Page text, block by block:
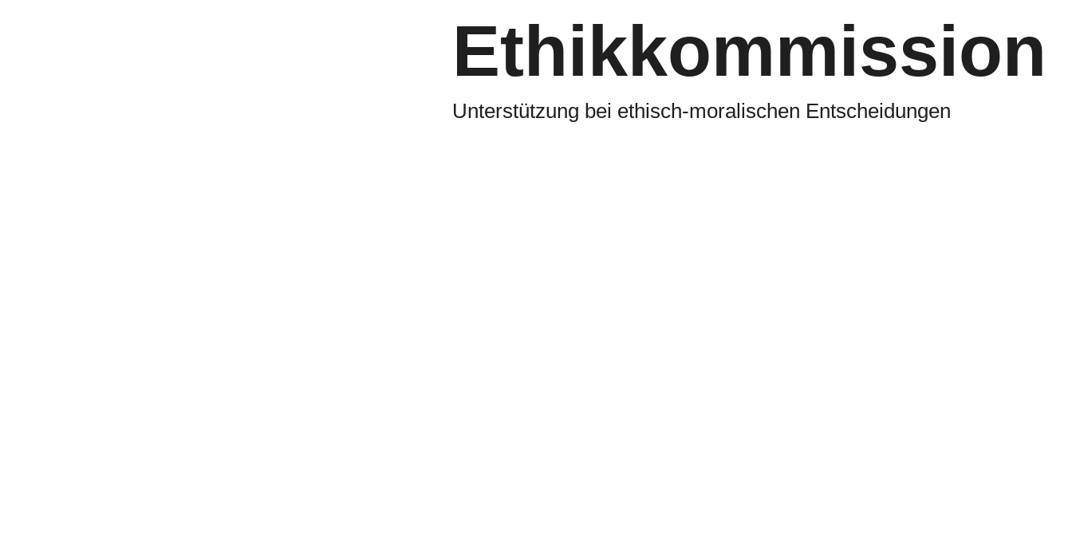
Ethikkommission
Unterstützung bei ethisch-moralischen Entscheidungen